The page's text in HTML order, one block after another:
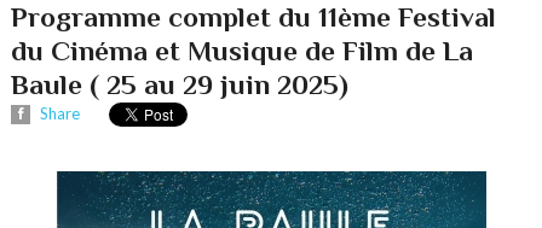
Programme complet du 11ème Festival
du Cinéma et Musique de Film de La
Baule ( 25 au 29 juin 2025)
Share